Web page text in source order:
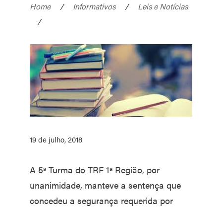
Home / Informativos /
Leis e Notícias
/
19 de julho, 2018
A 5ª Turma do TRF 1ª Região, por
unanimidade, manteve a sentença que
concedeu a segurança requerida por